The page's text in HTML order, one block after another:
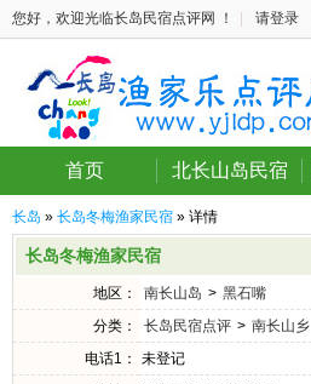
您好，欢迎光临长岛民宿点评网 ！ 请登录
首页 北长山岛民宿
长岛 » 长岛冬梅渔家民宿 » 详情
长岛冬梅渔家民宿
地区： 南长山岛 > 黑石嘴
分类：
长岛民宿点评 > 南长山乡
电话1：
未登记